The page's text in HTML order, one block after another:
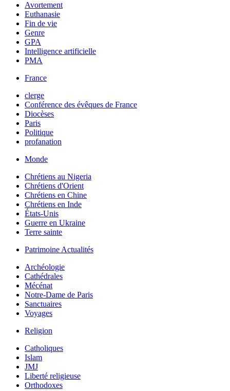
Avortement
Euthanasie
Fin de vie
Genre
GPA
Intelligence artificielle
PMA
France
clerge
Conférence des évêques de France
Diocèses
Paris
Politique
profanation
Monde
Chrétiens au Nigeria
Chrétiens d'Orient
Chrétiens en Chine
Chrétiens en Inde
États-Unis
Guerre en Ukraine
Terre sainte
Patrimoine Actualités
Archéologie
Cathédrales
Mécénat
Notre-Dame de Paris
Sanctuaires
Voyages
Religion
Catholiques
Islam
JMJ
Liberté religieuse
Orthodoxes